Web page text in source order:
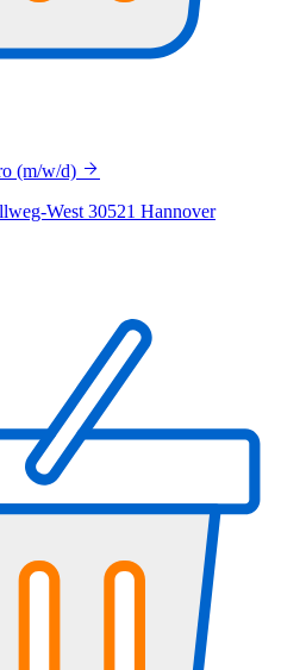
(m/w/d)
West 30521 Hannover